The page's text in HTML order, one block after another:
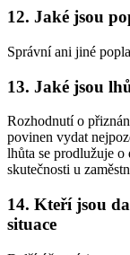
12. Jaké jsou
Správní ani jiné
13. Jaké jsou
Rozhodnutí o
povinen vydat
lhůta se prodlužuje o
skutečnosti u
14. Kteří jsou
situace